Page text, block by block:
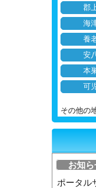
郡
海
養
安
本
可
その他の
お知
ポータル